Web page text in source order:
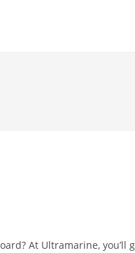
At Ultramarine,